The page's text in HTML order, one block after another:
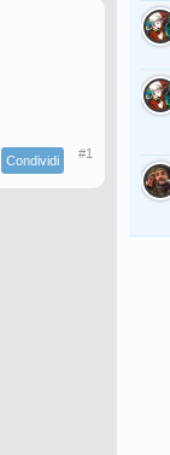
Condividi #1